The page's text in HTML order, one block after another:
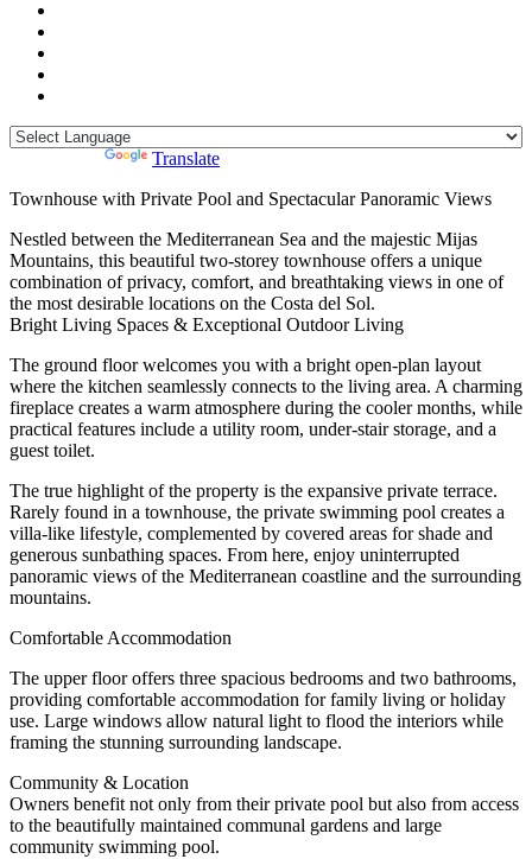
Translate
Townhouse with Private Pool and Spectacular Panoramic Views
Nestled between the Mediterranean Sea and the majestic Mijas
Mountains, this beautiful two-storey townhouse offers a unique
combination of privacy, comfort, and breathtaking views in one of
the most desirable locations on the Costa del Sol.
Bright Living Spaces & Exceptional Outdoor Living
The ground floor welcomes you with a bright open-plan layout
where the kitchen seamlessly connects to the living area. A charming
fireplace creates a warm atmosphere during the cooler months, while
practical features include a utility room, under-stair storage, and a
guest toilet.
The true highlight of the property is the expansive private terrace.
Rarely found in a townhouse, the private swimming pool creates a
villa-like lifestyle, complemented by covered areas for shade and
generous sunbathing spaces. From here, enjoy uninterrupted
panoramic views of the Mediterranean coastline and the surrounding
mountains.
Comfortable Accommodation
The upper floor offers three spacious bedrooms and two bathrooms,
providing comfortable accommodation for family living or holiday
use. Large windows allow natural light to flood the interiors while
framing the stunning surrounding landscape.
Community & Location
Owners benefit not only from their private pool but also from access
to the beautifully maintained communal gardens and large
community swimming pool.